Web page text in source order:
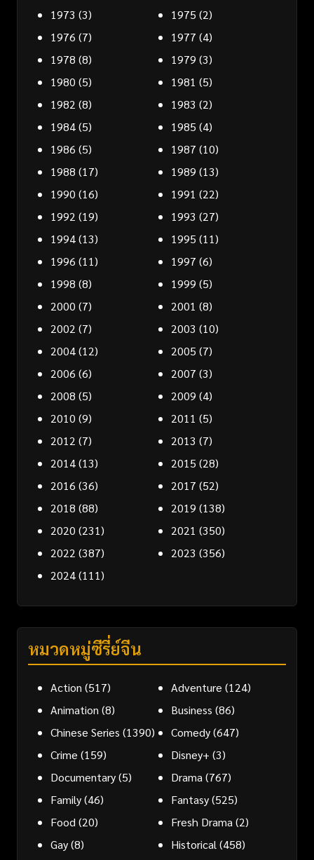
1973 (3) 1975 (2)
1976 (7) 1977 (4)
1978 (8) 1979 (3)
1980 (5) 1981 (5)
1982 (8) 1983 (2)
1984(5) 1985 (4)
1986 (5) 1987 (10)
1988 (17) 1989 (13)
1990 (16) 1991 (22)
1992 (19) 1993 (27)
1994(13) 1995 (11)
1996 (11) 1997 (6)
1998 (8) 1999 (5)
2000 (7) 2001 (8)
2002 (7) 2003 (10)
2004(12) 2005 (7)
2006 (6) 2007 (3)
2008 (5) 2009 (4)
2010 (9) 2011 (5)
2012 (7) 2013 (7)
2014(13) 2015 (28)
2016 (36) 2017 (52)
2018 (88) 2019 (138)
2020 (231) 2021 (350)
2022 (387) 2023 (356)
2024(111)
หมวดหมู่ซีรี่ย์จีน
Action (517) Adventure (124)
Animation (8) Business (86)
Chinese Series (1390) Comedy(647)
Crime (159) Disney+ (3)
Documentary(5) Drama (767)
Family(46) Fantasy(525)
Food (20) Fresh Drama (2)
Gay(8) Historical (458)